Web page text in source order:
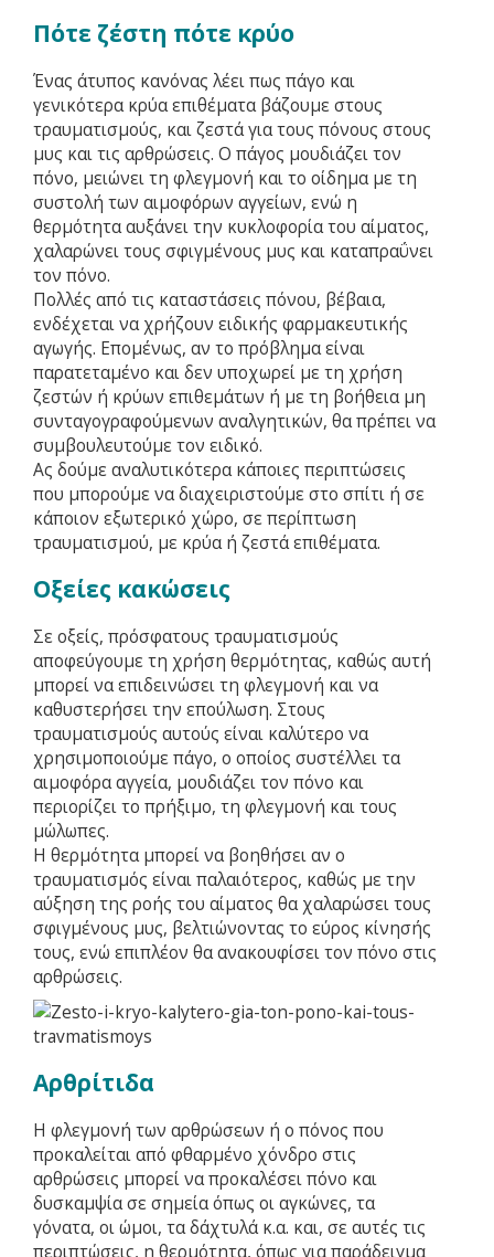
Πότε ζέστη πότε κρύο
Ένας άτυπος κανόνας λέει πως πάγο και
γενικότερα κρύα επιθέματα βάζουμε στους
τραυματισμούς, και ζεστά για τους πόνους στους
μυς και τις αρθρώσεις. Ο πάγος μουδιάζει τον
πόνο, μειώνει τη φλεγμονή και το οίδημα με τη
συστολή των αιμοφόρων αγγείων, ενώ η
θερμότητα αυξάνει την κυκλοφορία του αίματος,
χαλαρώνει τους σφιγμένους μυς και καταπραΰνει
τον πόνο.
Πολλές από τις καταστάσεις πόνου, βέβαια,
ενδέχεται να χρήζουν ειδικής φαρμακευτικής
αγωγής. Επομένως, αν το πρόβλημα είναι
παρατεταμένο και δεν υποχωρεί με τη χρήση
ζεστών ή κρύων επιθεμάτων ή με τη βοήθεια μη
συνταγογραφούμενων αναλγητικών, θα πρέπει να
συμβουλευτούμε τον ειδικό.
Ας δούμε αναλυτικότερα κάποιες περιπτώσεις
που μπορούμε να διαχειριστούμε στο σπίτι ή σε
κάποιον εξωτερικό χώρο, σε περίπτωση
τραυματισμού, με κρύα ή ζεστά επιθέματα.
Οξείες κακώσεις
Σε οξείς, πρόσφατους τραυματισμούς
αποφεύγουμε τη χρήση θερμότητας, καθώς αυτή
μπορεί να επιδεινώσει τη φλεγμονή και να
καθυστερήσει την επούλωση. Στους
τραυματισμούς αυτούς είναι καλύτερο να
χρησιμοποιούμε πάγο, ο οποίος συστέλλει τα
αιμοφόρα αγγεία, μουδιάζει τον πόνο και
περιορίζει το πρήξιμο, τη φλεγμονή και τους
μώλωπες.
Η θερμότητα μπορεί να βοηθήσει αν ο
τραυματισμός είναι παλαιότερος, καθώς με την
αύξηση της ροής του αίματος θα χαλαρώσει τους
σφιγμένους μυς, βελτιώνοντας το εύρος κίνησής
τους, ενώ επιπλέον θα ανακουφίσει τον πόνο στις
αρθρώσεις.
Αρθρίτιδα
Η φλεγμονή των αρθρώσεων ή ο πόνος που
προκαλείται από φθαρμένο χόνδρο στις
αρθρώσεις μπορεί να προκαλέσει πόνο και
δυσκαμψία σε σημεία όπως οι αγκώνες, τα
γόνατα, οι ώμοι, τα δάχτυλά κ.α. και, σε αυτές τις
περιπτώσεις, η θερμότητα, όπως για παράδειγμα